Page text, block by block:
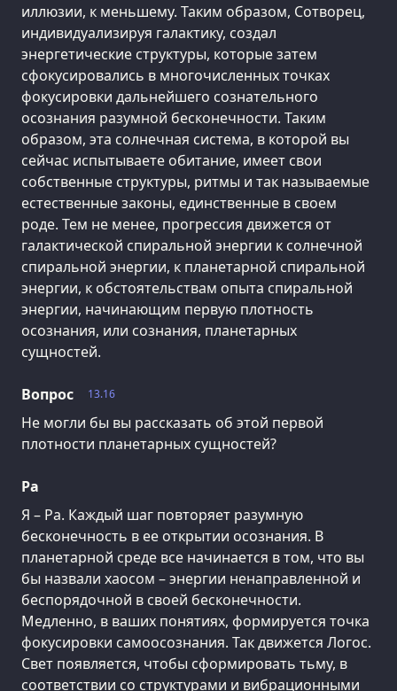
иллюзии, к меньшему. Таким образом, Сотворец,
индивидуализируя галактику, создал
энергетические структуры, которые затем
сфокусировались в многочисленных точках
фокусировки дальнейшего сознательного
осознания разумной бесконечности. Таким
образом, эта солнечная система, в которой вы
сейчас испытываете обитание, имеет свои
собственные структуры, ритмы и так называемые
естественные законы, единственные в своем
роде. Тем не менее, прогрессия движется от
галактической спиральной энергии к солнечной
спиральной энергии, к планетарной спиральной
энергии, к обстоятельствам опыта спиральной
энергии, начинающим первую плотность
осознания, или сознания, планетарных
сущностей.
13.16
Вопрос
Не могли бы вы рассказать об этой первой
плотности планетарных сущностей?
Ра
Я – Ра. Каждый шаг повторяет разумную
бесконечность в ее открытии осознания. В
планетарной среде все начинается в том, что вы
бы назвали хаосом – энергии ненаправленной и
беспорядочной в своей бесконечности.
Медленно, в ваших понятиях, формируется точка
фокусировки самоосознания. Так движется Логос.
Свет появляется, чтобы сформировать тьму, в
соответствии со структурами и вибрационными